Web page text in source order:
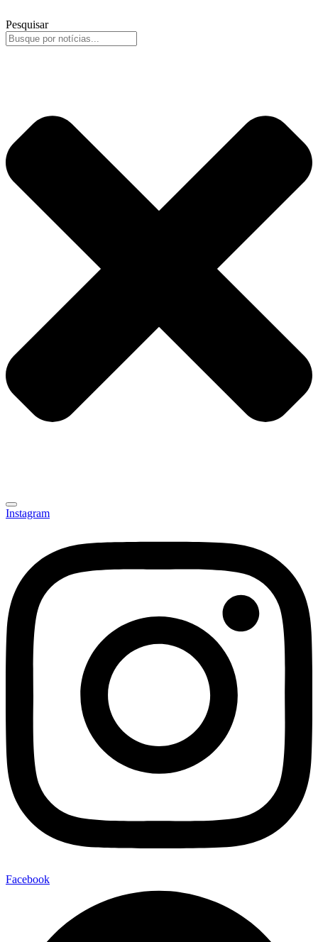
Pesquisar
Instagram
Facebook